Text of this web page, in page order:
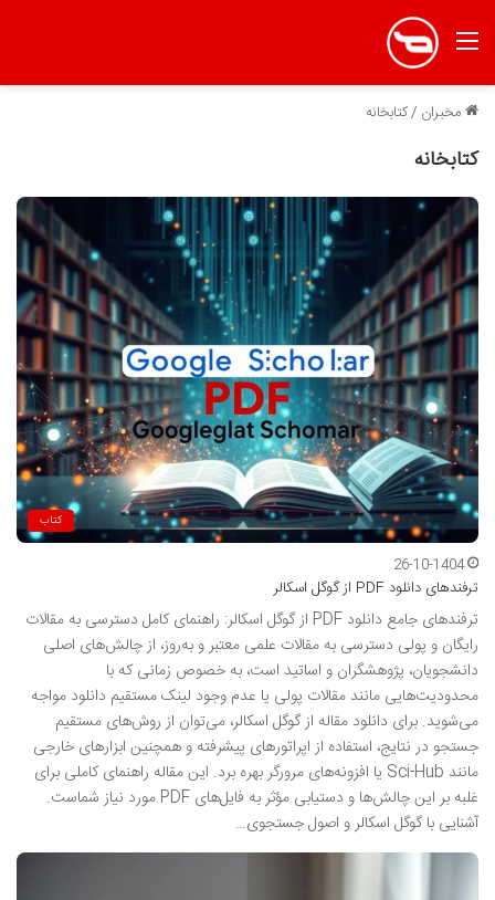
منو
مخبران /کتابخانه
کتابخانه
کتاب
26-10-1404
ترفندهای دانلود PDF از گوگل اسکالر
ترفندهای جامع دانلود PDF از گوگل اسکالر: راهنمای کامل دسترسی به مقالات
رایگان و پولی دسترسی به مقالات علمی معتبر و به‌روز، از چالش‌های اصلی
دانشجویان، پژوهشگران و اساتید است، به خصوص زمانی که با
محدودیت‌هایی مانند مقالات پولی یا عدم وجود لینک مستقیم دانلود مواجه
می‌شوید. برای دانلود مقاله از گوگل اسکالر، می‌توان از روش‌های مستقیم
جستجو در نتایج، استفاده از اپراتورهای پیشرفته و همچنین ابزارهای خارجی
مانند Sci-Hub یا افزونه‌های مرورگر بهره برد. این مقاله راهنمای کاملی برای
غلبه بر این چالش‌ها و دستیابی مؤثر به فایل‌های PDF مورد نیاز شماست.
آشنایی با گوگل اسکالر و اصول جستجوی…